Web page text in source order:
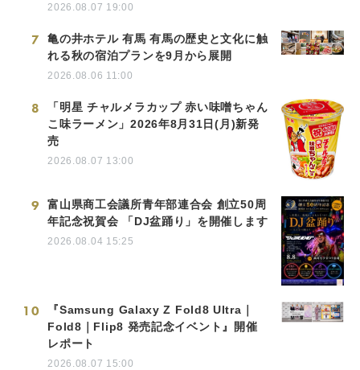
2026.08.07 19:00
7
亀の井ホテル 有馬 有馬の歴史と文化に触
れる秋の宿泊プランを9月から展開
2026.08.06 11:00
8
「明星 チャルメラカップ 赤い味噌ちゃん
こ味ラーメン」2026年8月31日(月)新発
売
2026.08.07 13:00
9
富山県商工会議所青年部連合会 創立50周
年記念祝賀会 「DJ盆踊り」を開催します
2026.08.04 15:25
10
『Samsung Galaxy Z Fold8 Ultra｜
Fold8｜Flip8 発売記念イベント』開催
レポート
2026.08.07 15:00